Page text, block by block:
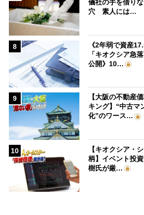
儀社の手を借り
穴 素人には…
8
《2年弱で資産
「キオクシア急
公開》10…
9
【大阪の不動産
キング】“中古マ
化”のワース…
10
【キオクシア・
柄】イベント投
樹氏が厳…